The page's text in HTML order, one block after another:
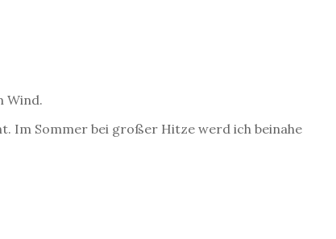
Wind.
Im Sommer bei großer Hitze werd ich beinahe